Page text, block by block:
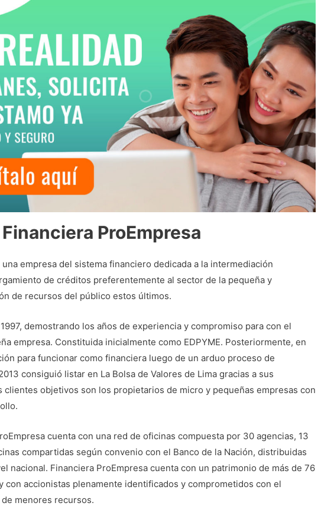
ProEmpresa
empresa del sistema financiero dedicada a la intermediación
de créditos preferentemente al sector de la pequeña y
de recursos del público estos últimos.
demostrando los años de experiencia y compromiso para con el
empresa. Constituida inicialmente como EDPYME. Posteriormente, en
para funcionar como financiera luego de un arduo proceso de
consiguió listar en La Bolsa de Valores de Lima gracias a sus
clientes objetivos son los propietarios de micro y pequeñas empresas con
cuenta con una red de oficinas compuesta por 30 agencias, 13
compartidas según convenio con el Banco de la Nación, distribuidas
nacional. Financiera ProEmpresa cuenta con un patrimonio de más de 76
con accionistas plenamente identificados y comprometidos con el
menores recursos.